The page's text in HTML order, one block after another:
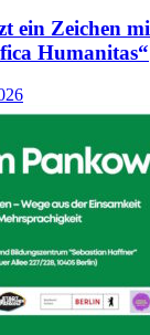
ein Zeichen
Humanitas“